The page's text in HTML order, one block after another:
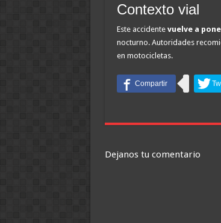
Contexto vial
Este accidente vuelve a
nocturno. Autoridades
en motocicletas.
Dejanos tu comentario